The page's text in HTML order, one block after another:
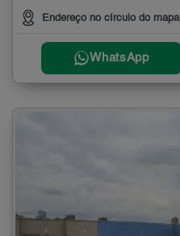
Endereço no círculo do mapa
WhatsApp